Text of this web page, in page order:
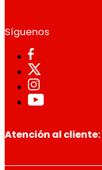
Síguenos
Atención al cliente: